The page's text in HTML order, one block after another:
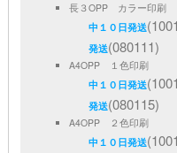
長３OPP カラー印刷
中１０日発送
発送(080111)
A4OPP １色印刷
中１０日発送
発送(080115)
A4OPP ２色印刷
中１０日発送